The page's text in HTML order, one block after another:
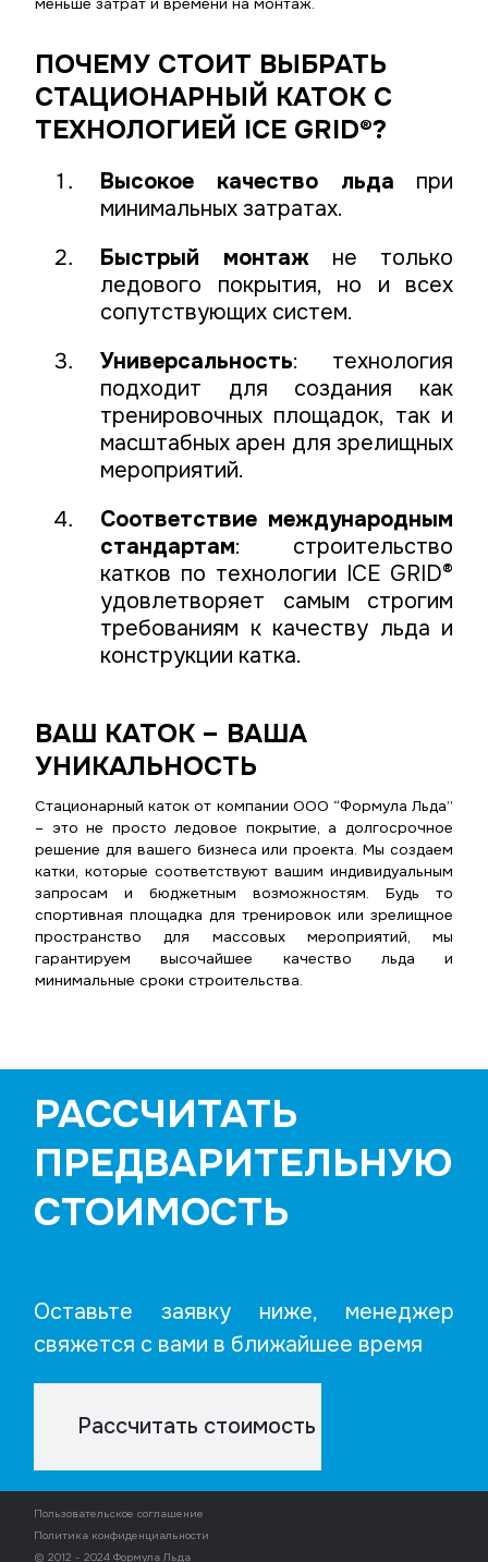
ПОЧЕМУ СТОИТ ВЫБРАТЬ
СТАЦИОНАРНЫЙ КАТОК С
ТЕХНОЛОГИЕЙ ICE GRID®?
Высокое качество льда при
минимальных затратах.
Быстрый монтаж не только
ледового покрытия, но и всех
сопутствующих систем.
Универсальность: технология
подходит для создания как
тренировочных площадок, так и
масштабных арен для зрелищных
мероприятий.
Соответствие международным
стандартам: строительство
катков по технологии ICE GRID®
удовлетворяет самым строгим
требованиям к качеству льда и
конструкции катка.
ВАШ КАТОК – ВАША
УНИКАЛЬНОСТЬ
Стационарный каток от компании ООО “Формула Льда”
– это не просто ледовое покрытие, а долгосрочное
решение для вашего бизнеса или проекта. Мы создаем
катки, которые соответствуют вашим индивидуальным
запросам и бюджетным возможностям. Будь то
спортивная площадка для тренировок или зрелищное
пространство для массовых мероприятий, мы
гарантируем высочайшее качество льда и
минимальные сроки строительства.
РАССЧИТАТЬ
ПРЕДВАРИТЕЛЬНУЮ
СТОИМОСТЬ
Оставьте заявку ниже, менеджер
свяжется с вами в ближайшее время
Рассчитать стоимость
Пользовательское соглашение
Политика конфиденциальности
© 2012 - 2024 Формула Льда